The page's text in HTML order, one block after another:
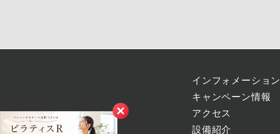
インフォメーション
キャンペーン情報
アクセス
設備紹介